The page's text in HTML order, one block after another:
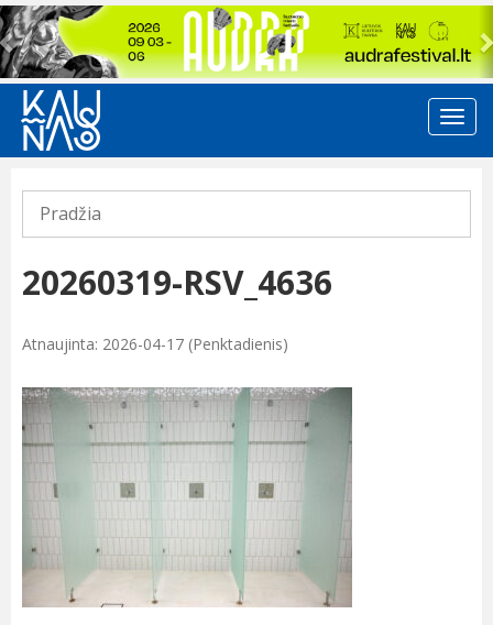
Previous
Pradžia
20260319-RSV_4636
Atnaujinta: 2026-04-17 (Penktadienis)